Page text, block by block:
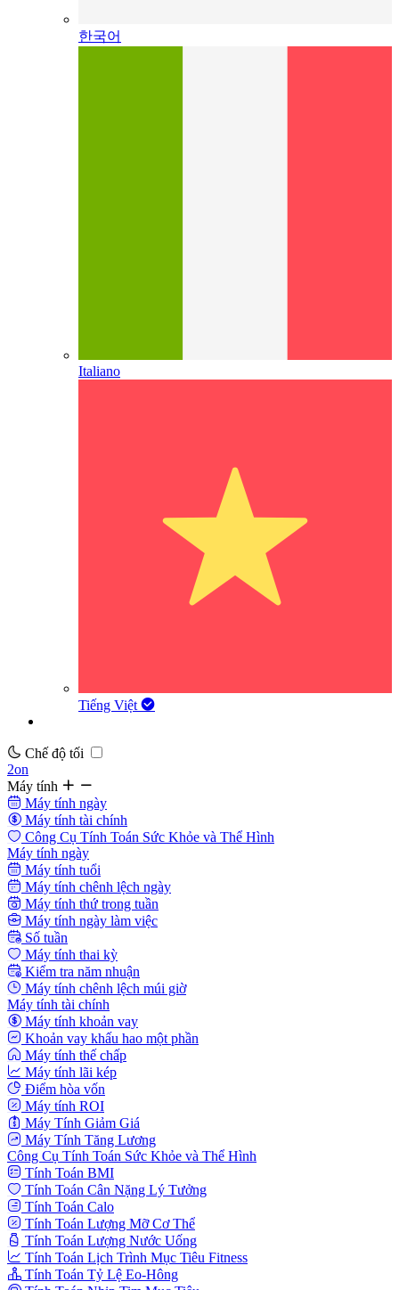
한국어
Italiano
Tiếng Việt
Chế độ tối
2on
Máy tính
Máy tính ngày
Máy tính tài chính
Công Cụ Tính Toán Sức Khỏe và Thể Hình
Máy tính ngày
Máy tính tuổi
Máy tính chênh lệch ngày
Máy tính thứ trong tuần
Máy tính ngày làm việc
Số tuần
Máy tính thai kỳ
Kiểm tra năm nhuận
Máy tính chênh lệch múi giờ
Máy tính tài chính
Máy tính khoản vay
Khoản vay khấu hao một phần
Máy tính thế chấp
Máy tính lãi kép
Điểm hòa vốn
Máy tính ROI
Máy Tính Giảm Giá
Máy Tính Tăng Lương
Công Cụ Tính Toán Sức Khỏe và Thể Hình
Tính Toán BMI
Tính Toán Cân Nặng Lý Tưởng
Tính Toán Calo
Tính Toán Lượng Mỡ Cơ Thể
Tính Toán Lượng Nước Uống
Tính Toán Lịch Trình Mục Tiêu Fitness
Tính Toán Tỷ Lệ Eo-Hông